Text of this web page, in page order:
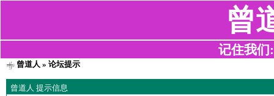
曾
记住我们
曾道人 » 论坛提示
曾道人 提示信息